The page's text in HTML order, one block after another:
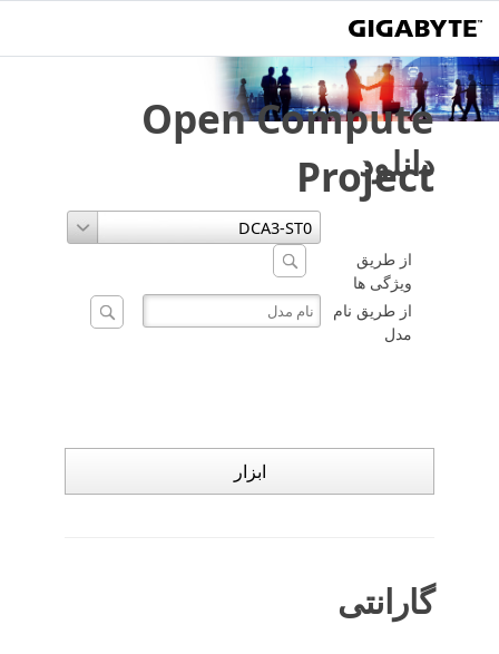
Open Compute
Project
دانلود
از طریق
ویژگی ها
از طریق نام
مدل
ابزار
گارانتی